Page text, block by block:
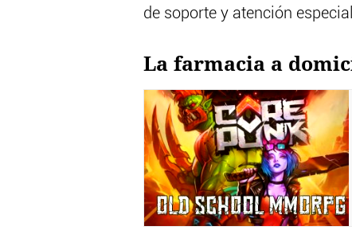
de soporte y atención
La farmacia a